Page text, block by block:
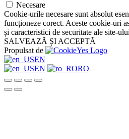
Necesare
Cookie-urile necesare sunt absolut
funcționeze corect. Aceste cookie-uri
și caracteristici de securitate ale site-
SALVEAZĂ ȘI ACCEPTĂ
Propulsat de
EN
EN
RO